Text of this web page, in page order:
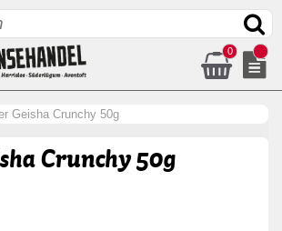
0
Geisha Crunchy 50g
Crunchy 50g